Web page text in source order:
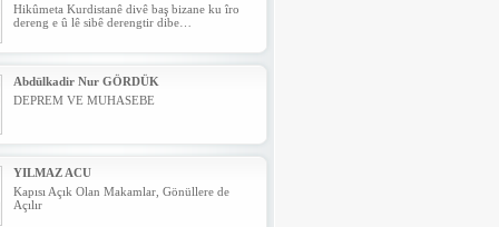
KAYAPINAR İLÇESİ
ORTAÖĞRETİM OKULLAR ARASI
Diyarbakır’ın Kayapınar İlçesi’nde Milli
“DİYARBAKIR'IN EĞİTİMLE
Vefakar öğretmen öğrencilerini yalnız
Hikûmeta Kurdistanê divê baş bizane ku îro
dereng e û lê sibê derengtir dibe…
Abdülkadir Nur GÖRDÜK
DEPREM VE MUHASEBE
YILMAZ ACU
Kapısı Açık Olan Makamlar, Gönüllere de
Açılır